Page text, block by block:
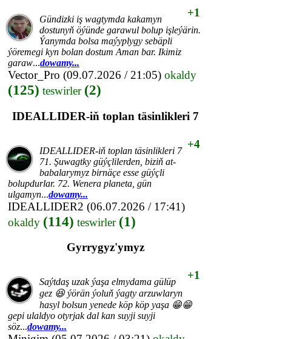
+1
Gündizki iş wagtymda kakamyn
dostunyň öýünde garawul bolup işleýärin.
Ýanymda bolsa maýyplygy sebäpli
ýöremegi kyn bolan dostum Aman bar. Ikimiz
garaw...dowamy...
Vector_Pro (09.07.2026 / 21:05) okaldy
(125) teswirler (2)
IDEALLIDER-iň toplan täsinlikleri 7
+4
IDEALLIDER-iň toplan täsinlikleri 7
71. Şuwagtky güýçlilerden, biziň at-
babalarymyz birnäçe esse güýçli
bolupdurlar. 72. Wenera planeta, gün
ulgamyn...dowamy...
IDEALLIDER2 (06.07.2026 / 17:41)
okaldy (114) teswirler (1)
Gyrrygyz'ymyz
+1
Saýtdaş uzak ýaşa elmydama gülüp
gez 😆 ýörän ýoluň ýagty arzuwlaryn
hasyl bolsun yenede köp köp yaşa 😁😁
gepi ulaldyo otyrjak dal kan suyji suyji
söz...dowamy...